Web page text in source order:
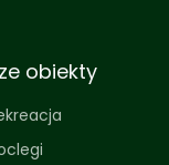
obiekty